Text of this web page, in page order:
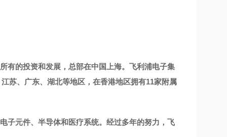
有的投资和发展，总部在中国上海。飞利浦电子集
苏、广东、湖北等地区，在香港地区拥有11家附属
子元件、半导体和医疗系统。经过多年的努力，飞